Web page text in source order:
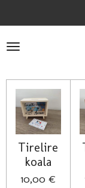
au
contenu
Tirelire
koala
10,00 €